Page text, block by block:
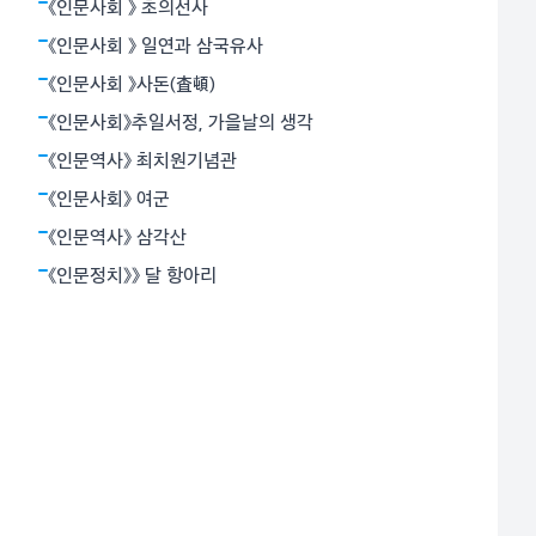
용기로 죽음과 대면함으로써 가능하다고 믿었다. 그의 장
편 ‘누구를 위하여 종을 울리나’는 1937년 파시스트 정권
《인문사회 》 초의선사
《인문사회 》 일연과 삼국유사
《인문사회 》사돈(査頓)
《인문사회》추일서정, 가을날의 생각
《인문역사》 최치원기념관
《인문사회》 여군
《인문역사》 삼각산
《인문정치》》 달 항아리